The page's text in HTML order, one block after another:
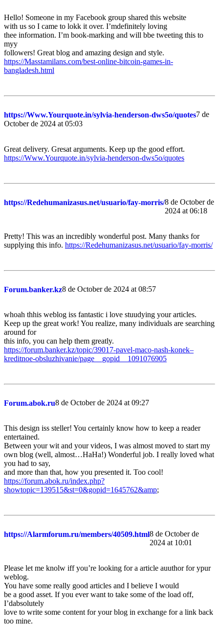
Hello! Someone in my Facebook group shared this website
with us so I came to lokk it over. I’mdefinitely loving
thee information. I’m book-marking and will bbe tweeting this to
myy
followers! Great blog and amazing design and style.
https://Masstamilans.com/best-online-bitcoin-games-in-
bangladesh.html
https://Www.Yourquote.in/sylvia-henderson-dws5o/quotes7 de
October de 2024 at 05:03
Great delivery. Gresat arguments. Keep up the good effort.
https://Www.Yourquote.in/sylvia-henderson-dws5o/quotes
https://Redehumanizasus.net/usuario/fay-morris/8 de October de
2024 at 06:18
Pretty! This was an incredibly wonderful post. Many thanks for
supplying this info. https://Redehumanizasus.net/usuario/fay-morris/
Forum.banker.kz8 de October de 2024 at 08:57
whoah thhis weblog iss fantastic i love stuudying your articles.
Keep up the great work! You realize, many individuals are searching
around for
this info, you can help them greatly.
https://forum.banker.kz/topic/39017-pavel-maco-nash-konek–
kreditnoe-obsluzhivanie/page__gopid__1091076905
Forum.abok.ru8 de October de 2024 at 09:27
This design iss steller! You certainly know how to keep a reader
entertained.
Between your wit and your videos, I was almost moved to start my
own blog (well, almost…HaHa!) Wonderful job. I really loved what
you had to say,
and more than that, how you presented it. Too cool!
https://forum.abok.ru/index.php?
showtopic=139515&st=0&gopid=1645762&amp;
https://Alarmforum.ru/members/40509.html8 de October de
2024 at 10:01
Please let me knolw iff you’re looking for a article auuthor for ypur
weblog.
You have some really good articles and I believe I would
be a good asset. If you ever want to take some of the load off,
I’dabsolutely
love to write some content for your blog in exchange for a link back
too mine.